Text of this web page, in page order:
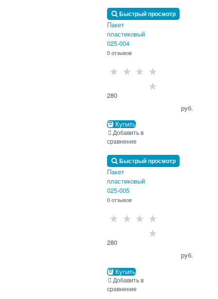
Быстрый просмотр
Пакет
пластиковый
025-004
0 отзывов
280
                                      руб.
Купить
Добавить в
сравнение
Быстрый просмотр
Пакет
пластиковый
025-005
0 отзывов
280
                                      руб.
Купить
Добавить в
сравнение